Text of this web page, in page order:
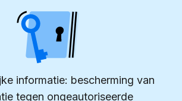
informatie: bescherming van
tegen ongeautoriseerde